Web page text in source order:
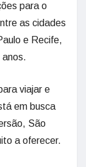
para o
as cidades
e Recife,
anos.
viajar e
em busca
São
a oferecer.